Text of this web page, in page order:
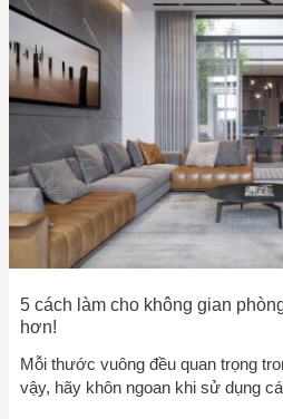
5 cách làm cho không gian
hơn!
Mỗi thước vuông đều quan trọng
vậy, hãy khôn ngoan khi sử dụng
làm
cho
không
gian
phòng
khách
nên
rộng
hơn!